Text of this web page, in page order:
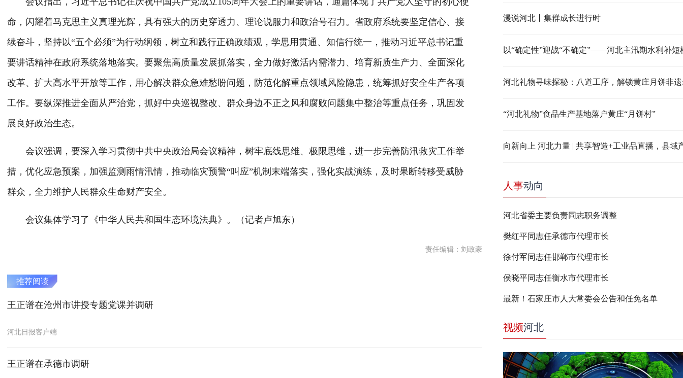
命，闪耀着马克思主义真理光辉，具有强大的历史穿透力、理论说服力和政治号召力。省政府系统要坚定信心、接
续奋斗，坚持以“五个必须”为行动纲领，树立和践行正确政绩观，学思用贯通、知信行统一，推动习近平总书记重
要讲话精神在政府系统落地落实。要聚焦高质量发展抓落实，全力做好激活内需潜力、培育新质生产力、全面深化
改革、扩大高水平开放等工作，用心解决群众急难愁盼问题，防范化解重点领域风险隐患，统筹抓好安全生产各项
工作。要纵深推进全面从严治党，抓好中央巡视整改、群众身边不正之风和腐败问题集中整治等重点任务，巩固发
展良好政治生态。
会议强调，要深入学习贯彻中共中央政治局会议精神，树牢底线思维、极限思维，进一步完善防汛救灾工作举
措，优化应急预案，加强监测雨情汛情，推动临灾预警“叫应”机制末端落实，强化实战演练，及时果断转移受威胁
群众，全力维护人民群众生命财产安全。
会议集体学习了《中华人民共和国生态环境法典》。（记者卢旭东）
责任编辑：刘政豪
推荐阅读
王正谱在沧州市讲授专题党课并调研
河北日报客户端
王正谱在承德市调研
漫说河北丨集群成长进行时
以“确定性”迎战“不确定”——河北主汛期水利补短
河北礼物寻味探秘：八道工序，解锁黄庄月饼非
“河北礼物”食品生产基地落户黄庄“月饼村”
人事动向
河北省委主要负责同志职务调整
樊红平同志任承德市代理市长
徐付军同志任邯郸市代理市长
侯晓平同志任衡水市代理市长
最新！石家庄市人大常委会公告和任免名单
视频河北